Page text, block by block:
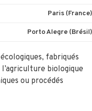
Paris (France)
Porto Alegre (Brésil)
fabriqués
biologique
ou procédés